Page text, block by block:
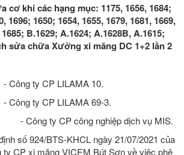
cơ khí các hạng mục: 1175, 1656, 1684;
1696; 1650; 1654, 1655, 1679, 1681, 1669,
B.1629; A.1624; A.1628B, A.1615;
sửa chữa Xưởng xi măng DC 1+2 lần 2
- Công ty CP LILAMA 10.
- Công ty CP LILAMA 69-3.
công nghiệp dịch vụ MIS.
số 924/BTS-KHCL ngày 21/07/2021 của
ty CP xi măng VICEM Bút Sơn về việc phê